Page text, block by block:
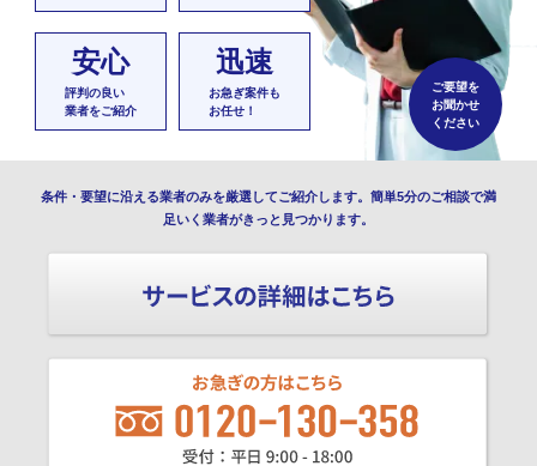
安心
評判の良い
業者をご紹介
迅速
お急ぎ案件も
お任せ！
ご要望を
お聞かせ
ください
条件・要望に沿える業者のみを厳選してご紹介します。簡単5分のご相談で満
足いく業者がきっと見つかります。